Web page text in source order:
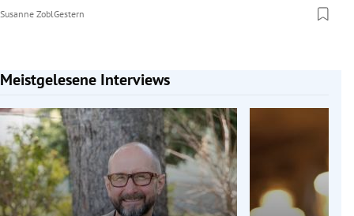
Susanne ZoblGestern
Meistgelesene Interviews
Slide 1 von 7